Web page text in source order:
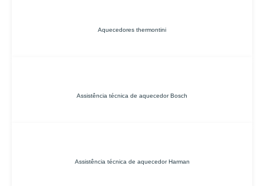
Aquecedores thermontini
Assistência técnica de aquecedor Bosch
Assistência técnica de aquecedor Harman